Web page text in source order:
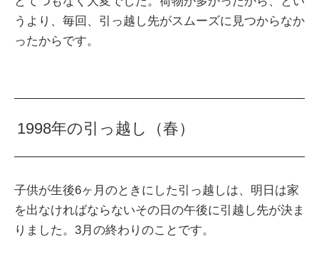
うより、毎回、引っ越し先がスムーズに見つからなか
ったからです。
1998年の引っ越し（春）
子供が生後6ヶ月のときにした引っ越しは、明日は家
を出なければならないその日の午後に引越し先が決ま
りました。3月の終わりのことです。